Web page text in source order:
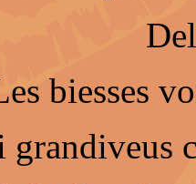
biesses